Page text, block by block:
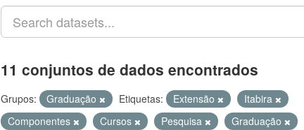
11 conjuntos de dados encontrados
Grupos: Graduação Etiquetas: Extensão
Itabira
Componentes
Cursos Pesquisa Graduação